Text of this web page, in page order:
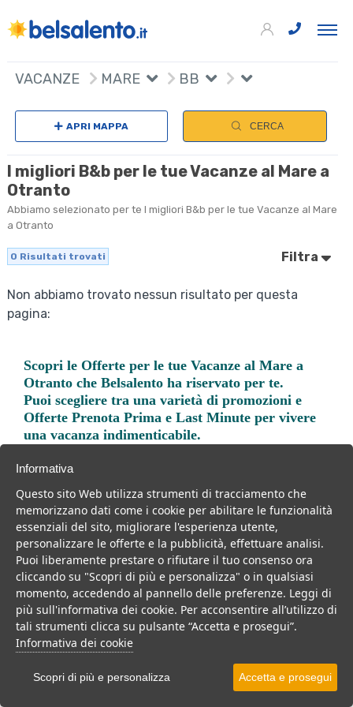
VACANZE MARE BB
APRI MAPPA CERCA
I migliori B&b per le tue Vacanze al Mare a
Otranto
Abbiamo selezionato per te I migliori B&b per le tue Vacanze al Mare
a Otranto
0 Risultati trovati Filtra
Non abbiamo trovato nessun risultato per questa
pagina:
Scopri leOfferte per le tue Vacanze al Mare a
Otranto che Belsalento ha riservato per te.
Puoi scegliere tra una varietà di promozioni e
Offerte Prenota Prima e Last Minute per vivere
una vacanza indimenticabile.
Trova la soluzione migliore per la tua prossima
vacanza.
Noi di belsalento.it abbiamo selezionato per te le migliori mete, i
migliori servizi, le migliori offerte per il tuo prossimo viaggio.
Informativa
Questo sito Web utilizza strumenti di tracciamento che
memorizzano dati come i cookie per abilitare le funzionalità
essenziali del sito, migliorare l'esperienza utente,
personalizzare le offerte e la pubblicità, effettuare analisi.
Puoi liberamente prestare o rifiutare il tuo consenso ora
cliccando su "Scopri di più e personalizza" o in qualsiasi
momento, accedendo al pannello delle preferenze. Leggi di
più sull'informativa dei cookie. Per acconsentire all’utilizzo di
tali strumenti clicca su pulsante “Accetta e prosegui”.
Informativa dei cookie
Scopri di più e personalizza Accetta e prosegui